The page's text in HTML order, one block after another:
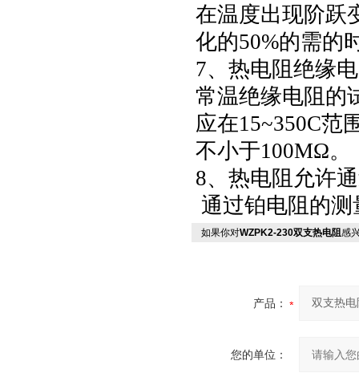
在温度出现阶跃
化的50%的需的
7、热电阻绝缘
常温绝缘电阻的
应在15~350C范
不小于100MΩ。
8、热电阻允许
通过铂电阻的
如果你对WZPK2-230双支热电阻感
产品：
您的单位：